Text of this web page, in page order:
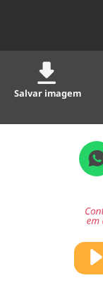
Salvar imagem